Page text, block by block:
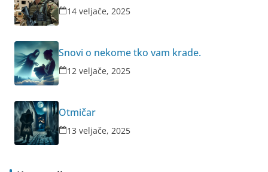
14 veljače, 2025
Snovi o nekome tko vam krade.
12 veljače, 2025
Otmičar
13 veljače, 2025